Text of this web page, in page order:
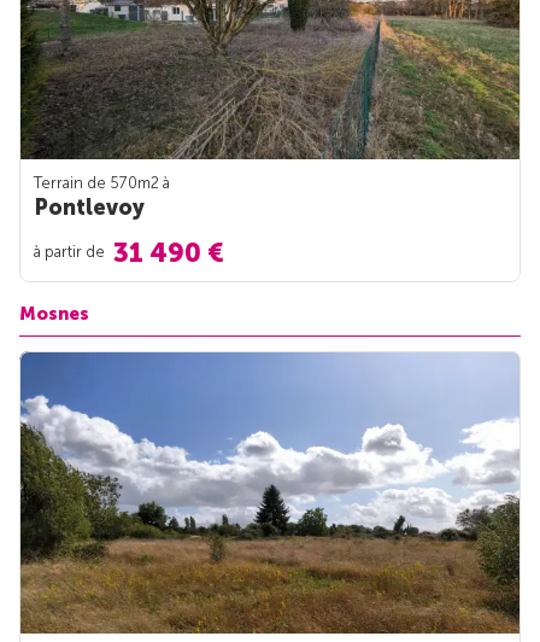
Terrain de 570m2 à
Pontlevoy
à partir de 31 490 €
Mosnes